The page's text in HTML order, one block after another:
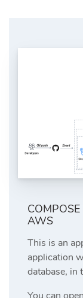
AWS
This is an
application
database, in